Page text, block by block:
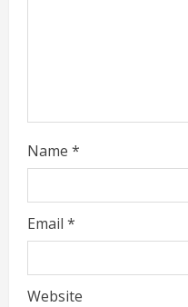
Name *
Email *
Website